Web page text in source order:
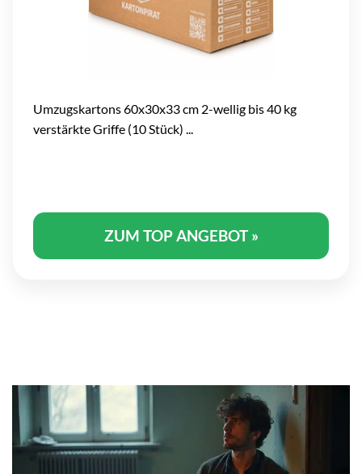
Umzugskartons 60x30x33 cm 2-wellig bis 40 kg
verstärkte Griffe (10 Stück) ...
ZUM TOP ANGEBOT »